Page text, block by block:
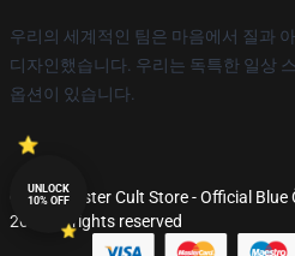
우리의 세계적인 팀은 마음에서 질과
디자인했습니다. 우리는 독특한 일상
옵션이 있습니다.
© Blue Öyster Cult Store - Official
2026 all rights reserved
UNLOCK
10% OFF